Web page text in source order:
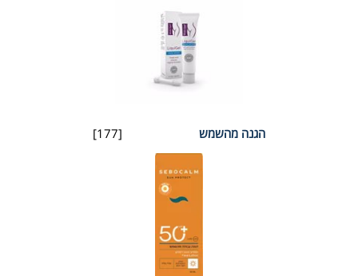
[177] הגנה מהשמש